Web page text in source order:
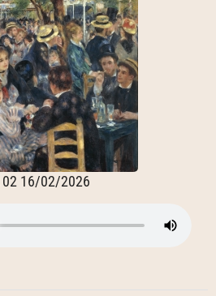
02 16/02/2026